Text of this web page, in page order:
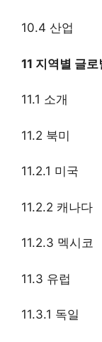
10.4 산업
11 지역별 글
11.1 소개
11.2 북미
11.2.1 미국
11.2.2 캐나다
11.2.3 멕시코
11.3 유럽
11.3.1 독일